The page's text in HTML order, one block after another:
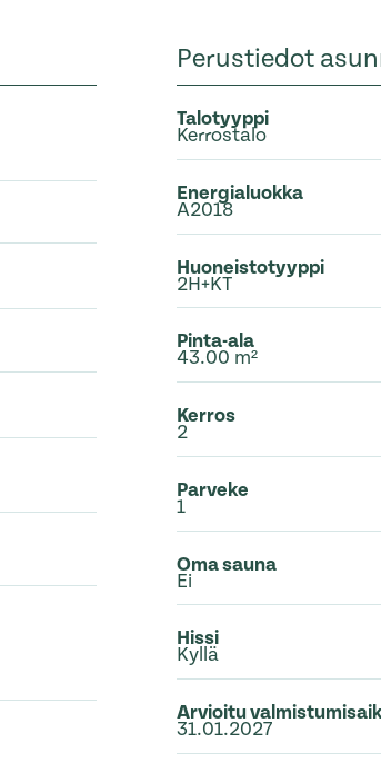
Perustiedot
Talotyyppi
Kerrostalo
Energialuokka
A2018
Huoneistotyyppi
2H+KT
Pinta-ala
43.00 m²
Kerros
2
Parveke
1
Oma sauna
Ei
Hissi
Kyllä
Arvioitu
31.01.2027